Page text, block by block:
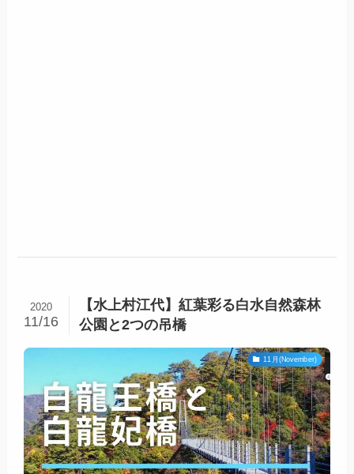
【水上村江代】紅葉彩る白水自然森林
公園と2つの吊橋
2020
11/16
11月(November)